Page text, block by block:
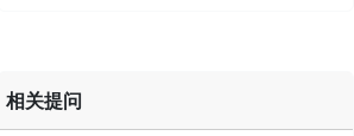
相关提问